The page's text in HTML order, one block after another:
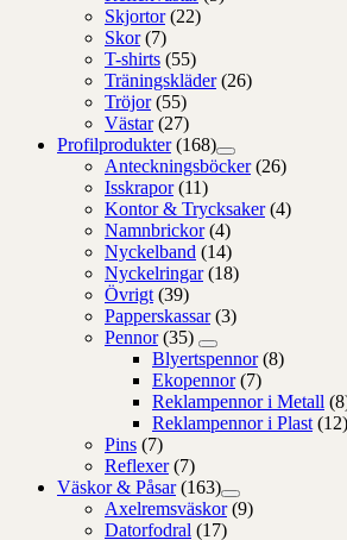
Skjortor (22)
Skor (7)
T-shirts (55)
Träningskläder (26)
Tröjor (55)
Västar (27)
Profilprodukter (168)
Anteckningsböcker (26)
Isskrapor (11)
Kontor & Trycksaker (4)
Namnbrickor (4)
Nyckelband (14)
Nyckelringar (18)
Övrigt (39)
Papperskassar (3)
Pennor (35)
Blyertspennor (8)
Ekopennor (7)
Reklampennor i Metall
Reklampennor i Plast (12)
Pins (7)
Reflexer (7)
Väskor & Påsar (163)
Axelremsväskor (9)
Datorfodral (17)